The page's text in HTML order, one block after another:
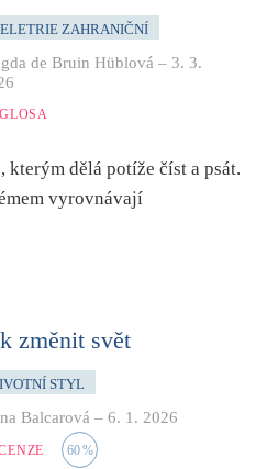
ZAHRANIČNÍ
de Bruin Hüblová – 3. 3.
kterým dělá potíže číst a psát.
vyrovnávají
změnit svět
STYL
Balcarová – 6. 1. 2026
60%